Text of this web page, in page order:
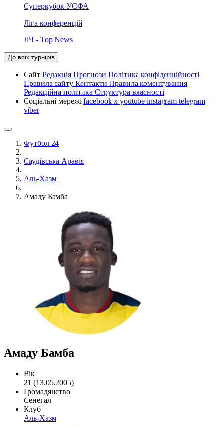
Суперкубок УЄФА
Ліга конференцій
ЛЧ - Top News
До всіх турнірів
Сайт Редакція Прогнози Політика конфіденційності
Правила сайту Контакти Правила коментування
Редакційна політика Структура власності
Соціальні мережі facebook x youtube instagram telegram
viber
Футбол 24
Саудівська Аравія
Аль-Хазм
Амаду Бамба
Амаду Бамба
Вік
21 (13.05.2005)
Громадянство
Сенегал
Клуб
Аль-Хазм